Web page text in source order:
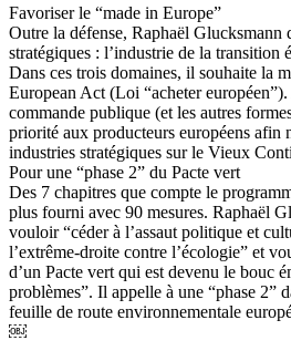
Favoriser le “made in Europe”
Outre la défense, Raphaël Glucksmann
stratégiques : l’industrie de la transition
Dans ces trois domaines, il souhaite la
European Act (Loi “acheter
commande publique (et les autres
priorité aux producteurs européens afin
industries stratégiques sur le Vieux
Pour une “phase 2” du Pacte vert
Des 7 chapitres que compte le
plus fourni avec 90 mesures. Raphaël
vouloir “céder à l’assaut politique et
l’extrême-droite contre l’écologie” et
d’un Pacte vert qui est devenu le bouc
problèmes”. Il appelle à une “phase 2”
feuille de route environnementale
￼